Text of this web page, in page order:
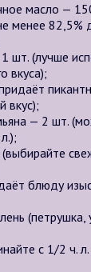
масло —
менее 82,5%
шт. (лучше
вкуса);
вкус);
— 2 шт.
блюду
(петрушка,
с 1/2 ч.